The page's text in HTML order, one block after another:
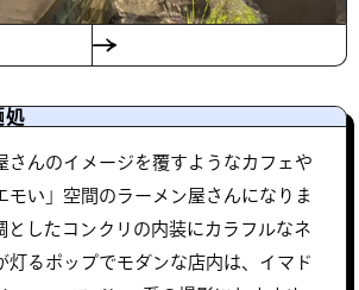
処
さんのイメージを覆すようなカフェや
モい」空間のラーメン屋さんになりま
としたコンクリの内装にカラフルなネ
灯るポップでモダンな店内は、イマド